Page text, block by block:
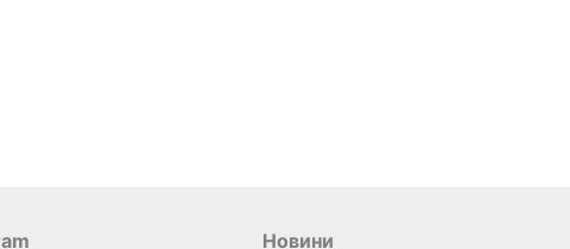
Новини